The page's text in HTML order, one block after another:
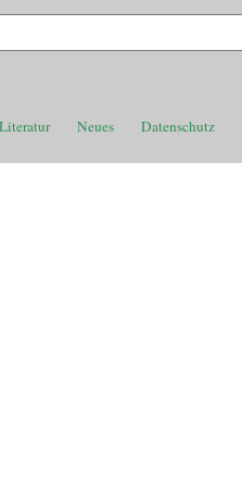
Literatur Neues Datenschutz